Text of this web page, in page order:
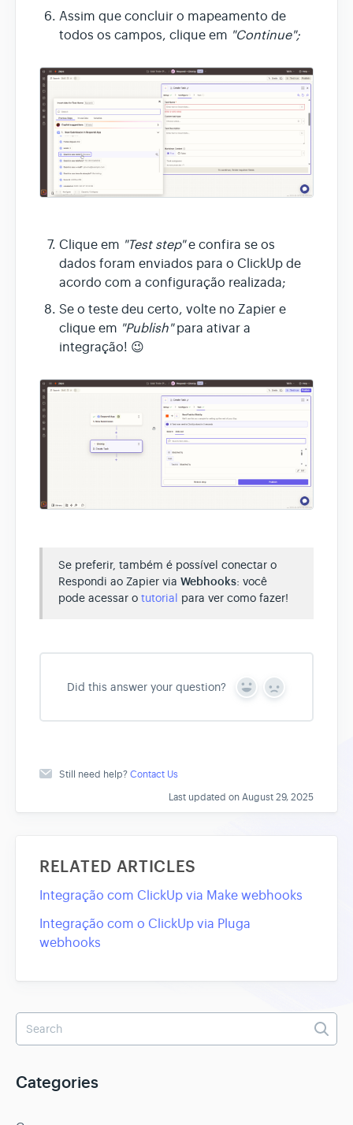
Assim que concluir o mapeamento de
todos os campos, clique em "Continue";
Clique em "Test step"e confira se os
dados foram enviados para o ClickUp de
acordo com a configuração realizada;
Se o teste deu certo, volte no Zapier e
clique em "Publish"para ativar a
integração! 😉
Se preferir, também é possível conectar o
Respondi ao Zapier via Webhooks: você
pode acessar o tutorial para ver como fazer!
Did this answer your question?
Y
s
N
Still need help?Contact Us
Last updated on August 29, 2025
RELATED ARTICLES
Integração com ClickUp via Make webhooks
Integração com o ClickUp via Pluga
webhooks
Categories